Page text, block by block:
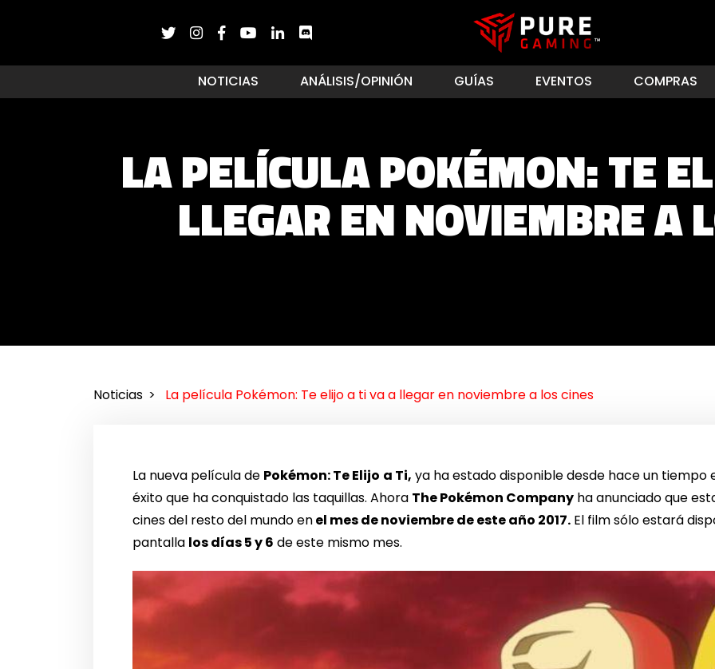
NOTICIAS ANÁLISIS/OPINIÓN GUÍAS EVENTOS COMPRAS
LA PELÍCULA POKÉMON: TE
LLEGAR EN NOVIEMBRE A
Noticias La película Pokémon: Te elijo a ti va a llegar en noviembre a los cines
La nueva película de Pokémon: Te Elijo a Ti, ya ha estado disponible desde hace un
éxito que ha conquistado las taquillas. Ahora The Pokémon Company ha anunciado que
cines del resto del mundo enel mes de noviembre de este año 2017. El film sólo estará
pantalla los días 5 y 6 de este mismo mes.